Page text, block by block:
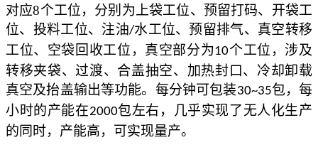
对应8个工位，分别为上袋工位、预留打码、开袋工
位、投料工位、注油/水工位、预留排气、真空转移
工位、空袋回收工位，真空部分为10个工位，涉及
转移夹袋、过渡、合盖抽空、加热封口、冷却卸载
真空及抬盖输出等功能。每分钟可包装30~35包，每
小时的产能在2000包左右，几乎实现了无人化生产
的同时，产能高，可实现量产。